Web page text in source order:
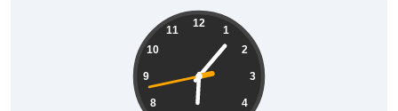
12
1
2
3
4
8
9
10
11